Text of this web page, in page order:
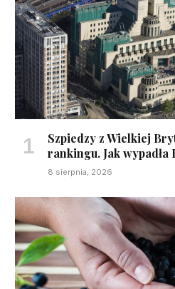
Szpiedzy z Wielkiej
rankingu. Jak wypadła
8 sierpnia, 2026